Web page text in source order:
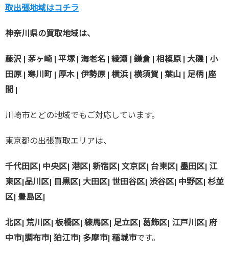
取出張地域はコチラ
神奈川県の買取地域は、
藤沢 | 茅ヶ崎 | 平塚 | 海老名 | 綾瀬 | 鎌倉 | 相模原 | 大磯 | 小
田原 | 寒川町 | 厚木 | 伊勢原 | 横浜 | 横須賀 | 葉山 | 足柄 |座
間 |
川崎市とどの地域でもご対応しています。
東京都の出張買取エリアは、
千代田区| 中央区| 港区| 新宿区| 文京区| 台東区| 墨田区| 江
東区|品川区| 目黒区| 大田区| 世田谷区| 渋谷区| 中野区| 杉並
区| 豊島区|
北区| 荒川区| 板橋区| 練馬区| 足立区| 葛飾区| 江戸川区| 府
中市|調布市| 狛江市| 多摩市| 稲城市です。